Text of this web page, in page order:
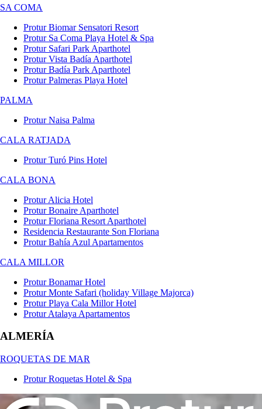
SA COMA
Protur Biomar Sensatori Resort
Protur Sa Coma Playa Hotel & Spa
Protur Safari Park Aparthotel
Protur Vista Badía Aparthotel
Protur Badía Park Aparthotel
Protur Palmeras Playa Hotel
PALMA
Protur Naisa Palma
CALA RATJADA
Protur Turó Pins Hotel
CALA BONA
Protur Alicia Hotel
Protur Bonaire Aparthotel
Protur Floriana Resort Aparthotel
Residencia Restaurante Son Floriana
Protur Bahía Azul Apartamentos
CALA MILLOR
Protur Bonamar Hotel
Protur Monte Safari (holiday Village Majorca)
Protur Playa Cala Millor Hotel
Protur Atalaya Apartamentos
ALMERÍA
ROQUETAS DE MAR
Protur Roquetas Hotel & Spa